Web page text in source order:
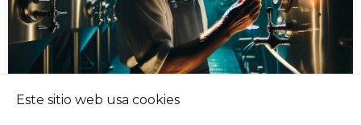
Este sitio web usa cookies